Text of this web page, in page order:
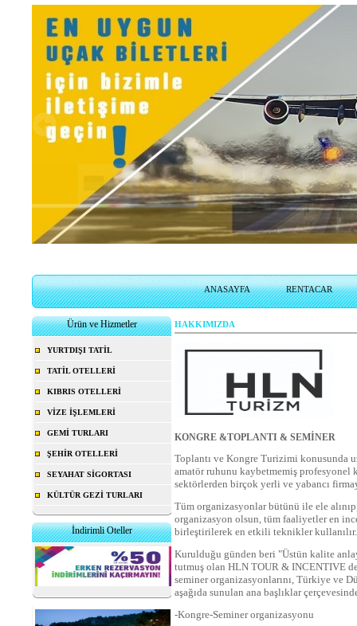
BiletSales.com
Uçak biletlerinizi 7/24 istediğiniz de online sitemizden alabilirsiniz.
ANASAYFA RENTACAR
Ürün ve Hizmetler
YURTDIŞI TATİL
TATİL OTELLERİ
KIBRIS OTELLERİ
VİZE İŞLEMLERİ
GEMİ TURLARI
ŞEHİR OTELLERİ
SEYAHAT SİGORTASI
KÜLTÜR GEZİ TURLARI
İndirimli Oteller
HAKKIMIZDA
KONGRE &TOPLANTI & SEMİNER
Toplantı ve Kongre Turizimi konusunda
amatör ruhunu kaybetmemiş
sektörlerden birçok yerli ve yabancı
Tüm organizasyonlar bütünü ile ele
organizasyon olsun, tüm faaliyetler en
birleştirilerek en etkili teknikler kullanılır.
Kurulduğu günden beri "Üstün kalite
tutmuş olan HLN TOUR & INCENTIVE
seminer organizasyonlarını, Türkiye ve
aşağıda sunulan ana başlıklar
-Kongre-Seminer organizasyonu